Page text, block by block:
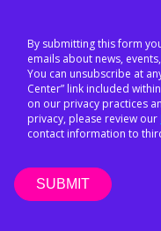
By submitting this form
emails about news,
You can unsubscribe at
Center” link included
on our privacy practices
privacy, please review our
contact information to